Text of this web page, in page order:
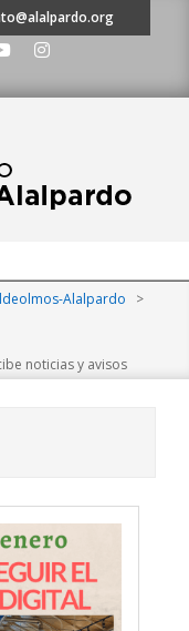
Alalpardo
>
noticias y avisos